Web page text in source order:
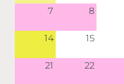
7 8
14 15
21 22